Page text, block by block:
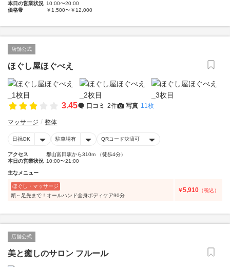
本日の営業状況 10:00〜20:00
価格帯
￥1,500〜￥12,000
店舗公式
ほぐし屋ほぐべえ
3.45 口コミ 2件 写真 11枚
マッサージ 整体
日祝OK 駐車場有 QRコード決済可
アクセス
郡山富田駅から310m （徒歩4分）
本日の営業状況 10:00〜21:00
主なメニュー
ほぐし・マッサージ
頭～足先まで！オールハンド全身ボディケア90分
￥5,910 （税込）
店舗公式
美と癒しのサロン フルール